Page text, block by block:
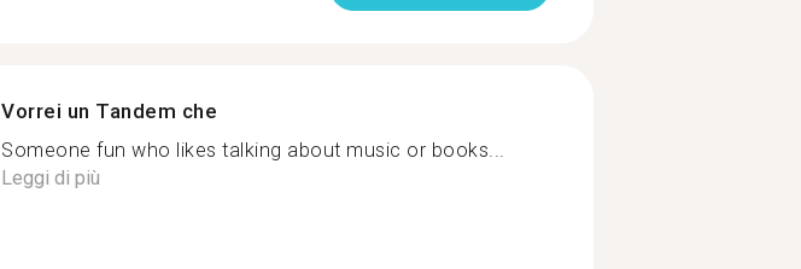
Vorrei un Tandem che
Someone fun who likes talking about music or books...
Leggi di più